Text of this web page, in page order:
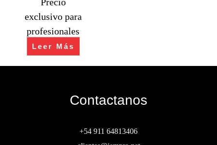
exclusivo para
profesionales
Leer Más
Contactanos
+54 911 64813406